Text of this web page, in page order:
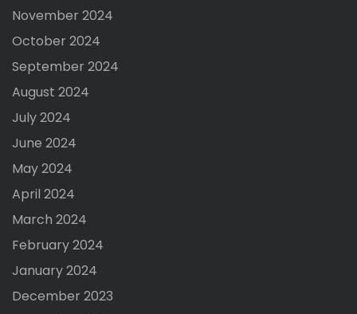
November 2024
October 2024
September 2024
August 2024
July 2024
June 2024
May 2024
April 2024
March 2024
February 2024
January 2024
December 2023